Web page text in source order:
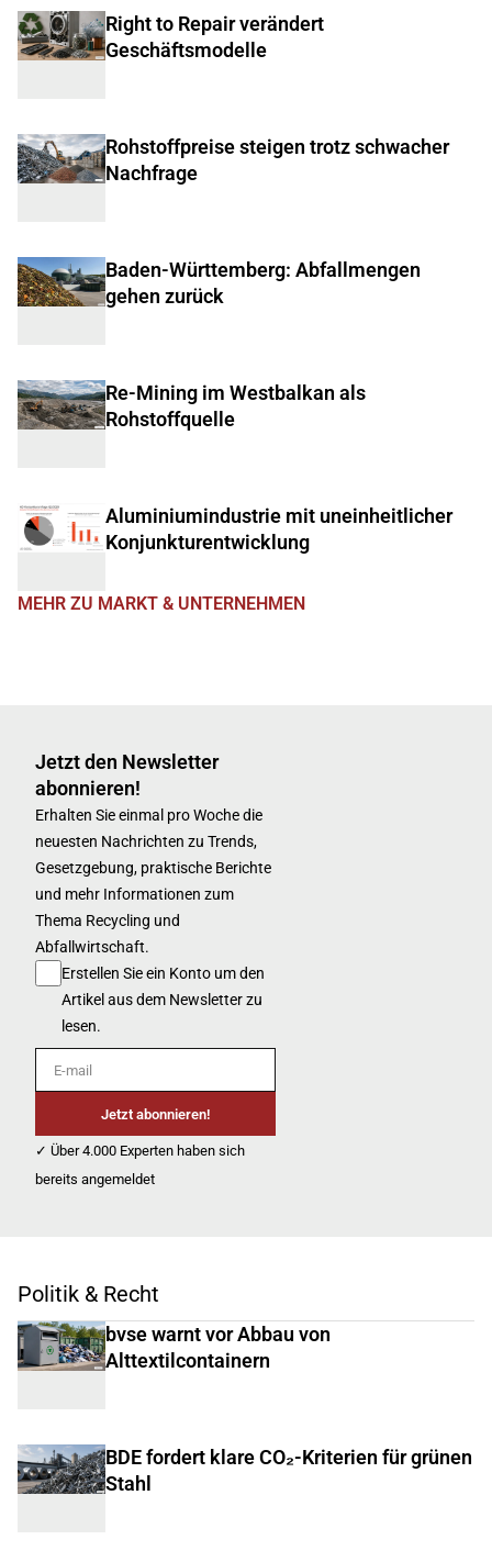
Right to Repair verändert
Geschäftsmodelle
Rohstoffpreise steigen trotz schwacher
Nachfrage
Baden-Württemberg: Abfallmengen
gehen zurück
Re-Mining im Westbalkan als
Rohstoffquelle
Aluminiumindustrie mit uneinheitlicher
Konjunkturentwicklung
MEHR ZU MARKT & UNTERNEHMEN
Jetzt den Newsletter
abonnieren!
Erhalten Sie einmal pro Woche die
neuesten Nachrichten zu Trends,
Gesetzgebung, praktische Berichte
und mehr Informationen zum
Thema Recycling und
Abfallwirtschaft.
Erstellen Sie ein Konto um den
Artikel aus dem Newsletter zu
lesen.
E-mail
Jetzt abonnieren!
✓ Über 4.000 Experten haben sich
bereits angemeldet
Politik & Recht
bvse warnt vor Abbau von
Alttextilcontainern
BDE fordert klare CO₂-Kriterien für grünen
Stahl